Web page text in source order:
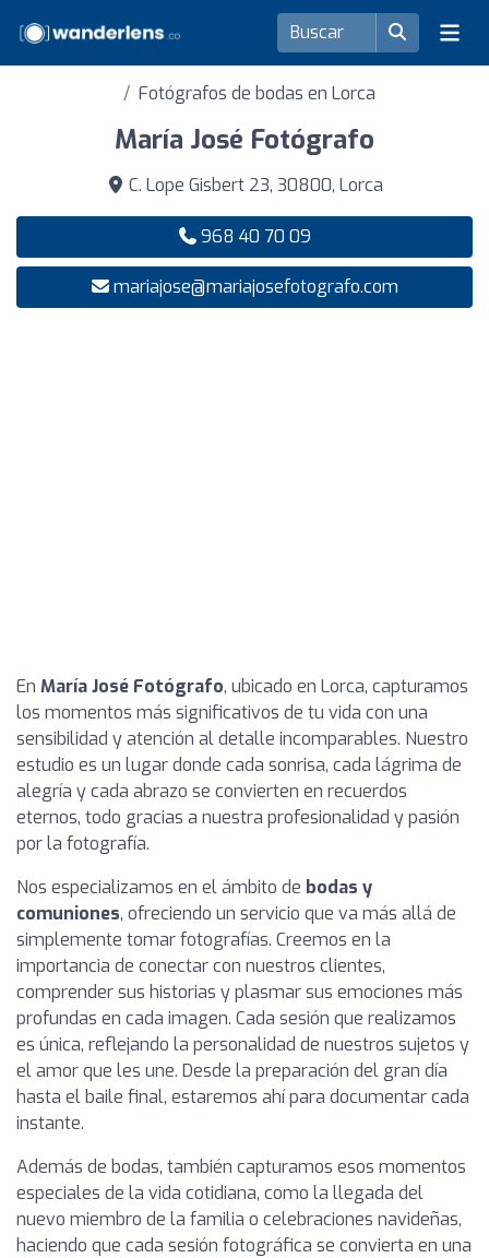
Fotógrafos de bodas en Lorca
María José Fotógrafo
C. Lope Gisbert 23, 30800, Lorca
968 40 70 09
mariajose@mariajosefotografo.com
En María José Fotógrafo, ubicado en Lorca, capturamos
los momentos más significativos de tu vida con una
sensibilidad y atención al detalle incomparables. Nuestro
estudio es un lugar donde cada sonrisa, cada lágrima de
alegría y cada abrazo se convierten en recuerdos
eternos, todo gracias a nuestra profesionalidad y pasión
por la fotografía.
Nos especializamos en el ámbito de bodas y
comuniones, ofreciendo un servicio que va más allá de
simplemente tomar fotografías. Creemos en la
importancia de conectar con nuestros clientes,
comprender sus historias y plasmar sus emociones más
profundas en cada imagen. Cada sesión que realizamos
es única, reflejando la personalidad de nuestros sujetos y
el amor que les une. Desde la preparación del gran día
hasta el baile final, estaremos ahí para documentar cada
instante.
Además de bodas, también capturamos esos momentos
especiales de la vida cotidiana, como la llegada del
nuevo miembro de la familia o celebraciones navideñas,
haciendo que cada sesión fotográfica se convierta en una